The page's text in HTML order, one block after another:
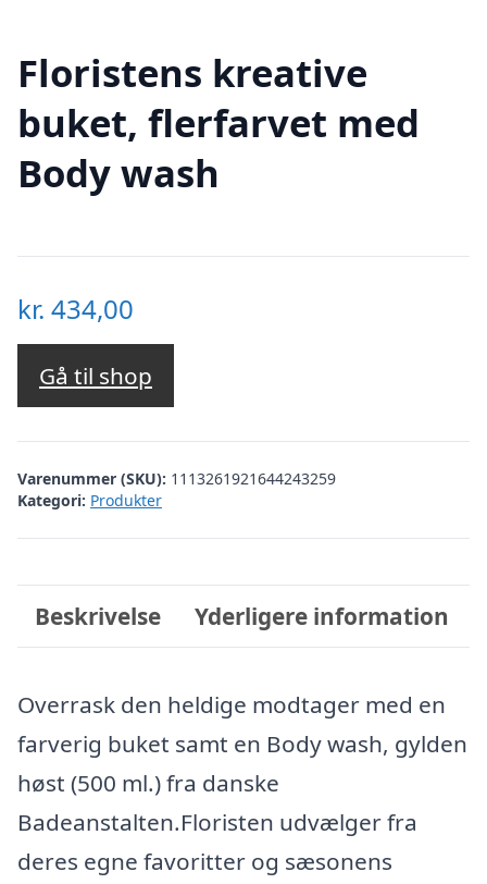
Floristens kreative
buket, flerfarvet med
Body wash
kr. 434,00
Gå til shop
Varenummer (SKU): 1113261921644243259
Kategori: Produkter
Beskrivelse Yderligere information
Overrask den heldige modtager med en
farverig buket samt en Body wash, gylden
høst (500 ml.) fra danske
Badeanstalten.Floristen udvælger fra
deres egne favoritter og sæsonens